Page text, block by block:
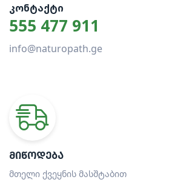
ᲙᲝᲜᲢᲐᲥᲢᲘ
555 477 911
info@naturopath.ge
ᲛᲘᲬᲝᲓᲔᲑᲐ
მთელი ქვეყნის მასშტაბით